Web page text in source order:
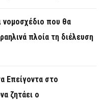
νομοσχέδιο που θα
πλοία τη διέλευση
Επείγοντα στο
ζητάει ο